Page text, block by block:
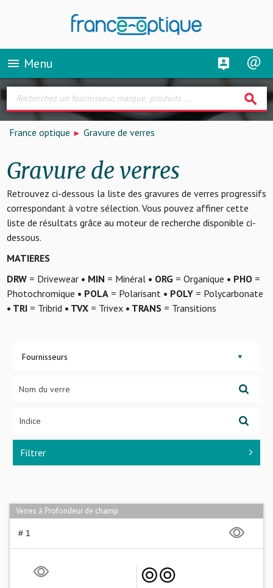
menu Menu
search
France optique Gravure de verres
Gravure de verres
Retrouvez ci-dessous la liste des gravures de verres progressifs
correspondant à votre sélection. Vous pouvez affiner cette
liste de résultats grâce au moteur de recherche disponible ci-
dessous.
MATIERES
DRW= Drivewear • MIN = Minéral • ORG= Organique • PHO=
Photochromique • POLA= Polarisant • POLY= Polycarbonate
• TRI= Tribrid • TVX= Trivex • TRANS= Transitions
Fournisseurs
Filtrer
Verres à Profondeur de champ
# 1